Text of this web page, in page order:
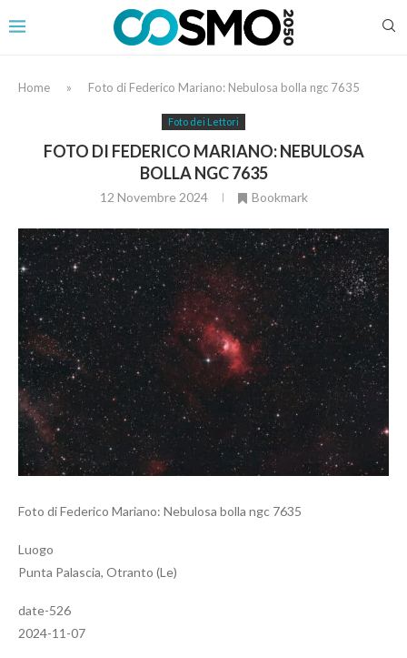
Home » Foto di Federico Mariano: Nebulosa bolla ngc 7635
Foto dei Lettori
FOTO DI FEDERICO MARIANO: NEBULOSA
BOLLA NGC 7635
12 Novembre 2024 Bookmark
Foto di Federico Mariano: Nebulosa bolla ngc 7635
Luogo
Punta Palascia, Otranto (Le)
date-526
2024-11-07